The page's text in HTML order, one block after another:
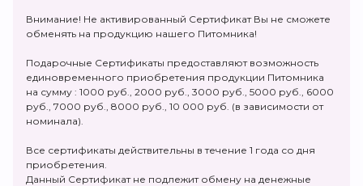
Внимание! Не активированный Сертификат Вы не сможете
обменять на продукцию нашего Питомника!
Подарочные Сертификаты предоставляют возможность
единовременного приобретения продукции Питомника
на сумму : 1000 руб., 2000 руб., 3000 руб., 5000 руб., 6000
руб., 7000 руб., 8000 руб., 10 000 руб. (в зависимости от
номинала).
Все сертификаты действительны в течение 1 года со дня
приобретения.
Данный Сертификат не подлежит обмену на денежные